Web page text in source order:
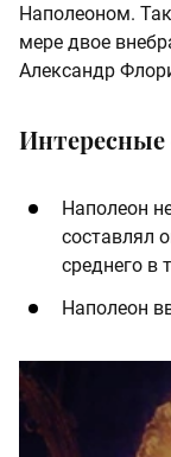
Наполеоном.
мере двое
Александр
Наполеон
составлял
среднего в
Наполеон